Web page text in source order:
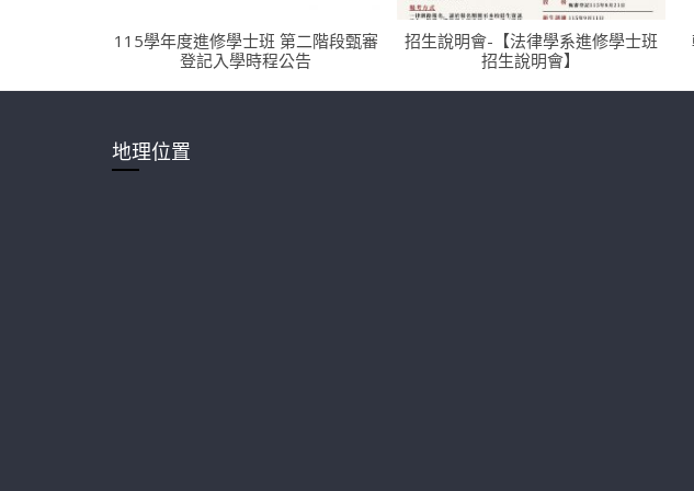
115學年度進修學士班 第二階段甄審
登記入學時程公告
招生說明會-【法律學系進修學士班
招生說明會】
地理位置